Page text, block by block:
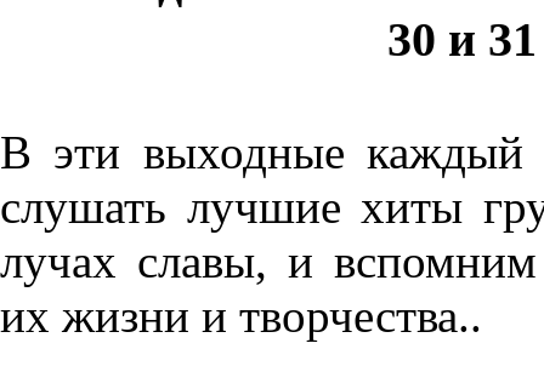
30 и
В эти выходные каждый
слушать лучшие хиты
лучах славы, и
их жизни и творчества..